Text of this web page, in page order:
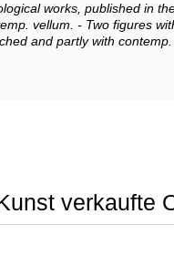
works, published in
vellum. - Two figures
and partly with
verkaufte